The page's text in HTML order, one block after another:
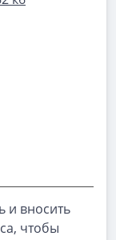
и вносить
чтобы